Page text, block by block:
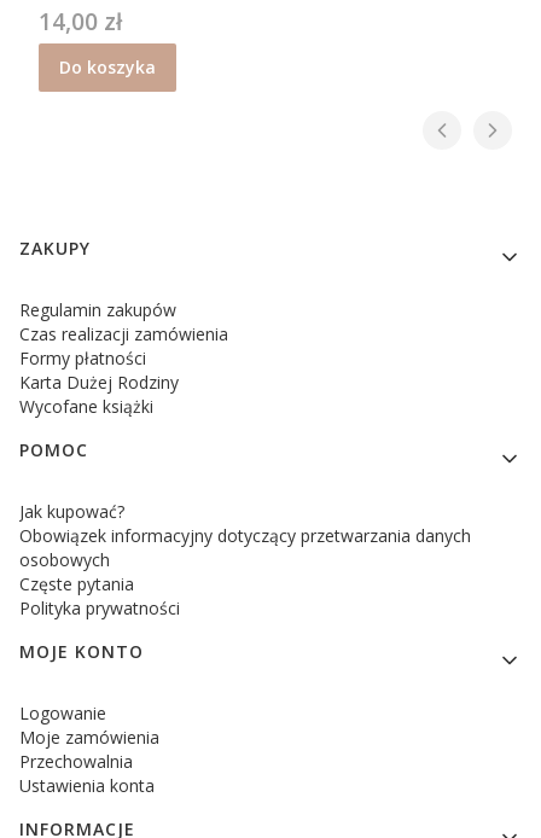
Cena
14,00 zł
Do koszyka
Linki w stopce
ZAKUPY
Regulamin zakupów
Czas realizacji zamówienia
Formy płatności
Karta Dużej Rodziny
Wycofane książki
POMOC
Jak kupować?
Obowiązek informacyjny dotyczący przetwarzania danych
osobowych
Częste pytania
Polityka prywatności
MOJE KONTO
Logowanie
Moje zamówienia
Przechowalnia
Ustawienia konta
INFORMACJE